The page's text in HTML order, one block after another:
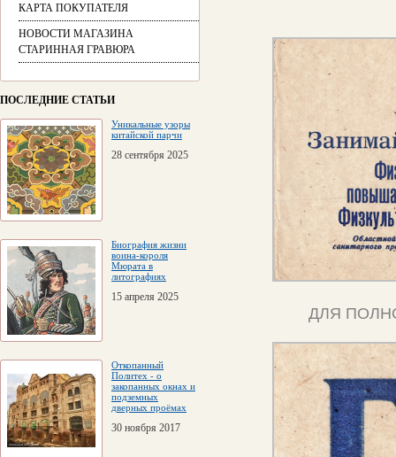
КАРТА ПОКУПАТЕЛЯ
НОВОСТИ МАГАЗИНА
СТАРИННАЯ ГРАВЮРА
ПОСЛЕДНИЕ СТАТЬИ
Уникальные узоры
китайской парчи
28 сентября 2025
Биография жизни
воина-короля
Мюрата в
литографиях
15 апреля 2025
Откопанный
Политех - о
закопанных окнах и
подземных
дверных проёмах
30 ноября 2017
ДЛЯ